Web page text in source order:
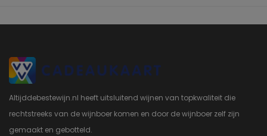
Altijddebestewijn.nl heeft uitsluitend wijnen van topkwaliteit die
rechtstreeks van de wijnboer komen en door de wijnboer zelf zijn
gemaakt en gebotteld.